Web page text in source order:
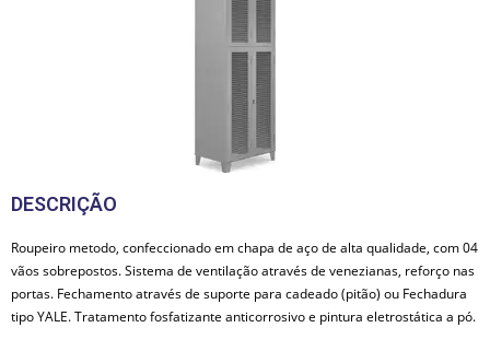
DESCRIÇÃO
Roupeiro metodo, confeccionado em chapa de aço de alta qualidade, com 04
vãos sobrepostos. Sistema de ventilação através de venezianas, reforço nas
portas. Fechamento através de suporte para cadeado (pitão) ou Fechadura
tipo YALE. Tratamento fosfatizante anticorrosivo e pintura eletrostática a pó.